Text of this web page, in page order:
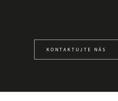
KONTAKTUJTE NÁS